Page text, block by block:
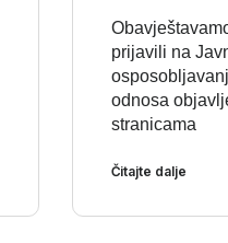
prijavili na
odnosa
stranicama
Čitajte dalje